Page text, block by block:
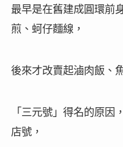
最早是在舊建成圓環前
煎、蚵仔麵線，
後來才改賣起滷肉飯、
「三元號」得名的原
店號，